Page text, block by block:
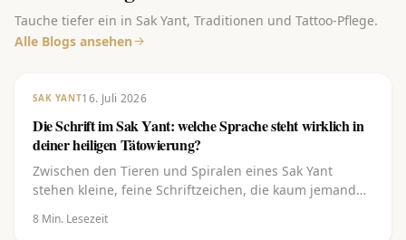
Tauche tiefer ein in Sak Yant, Traditionen und Tattoo-Pflege.
Alle Blogs ansehen
SAK YANT16. Juli 2026
Die Schrift im Sak Yant: welche Sprache steht wirklich in
deiner heiligen Tätowierung?
Zwischen den Tieren und Spiralen eines Sak Yant
stehen kleine, feine Schriftzeichen, die kaum jemand
Erfahre, welche Schrift es ist (Khom), aus welcher
8 Min. Lesezeit